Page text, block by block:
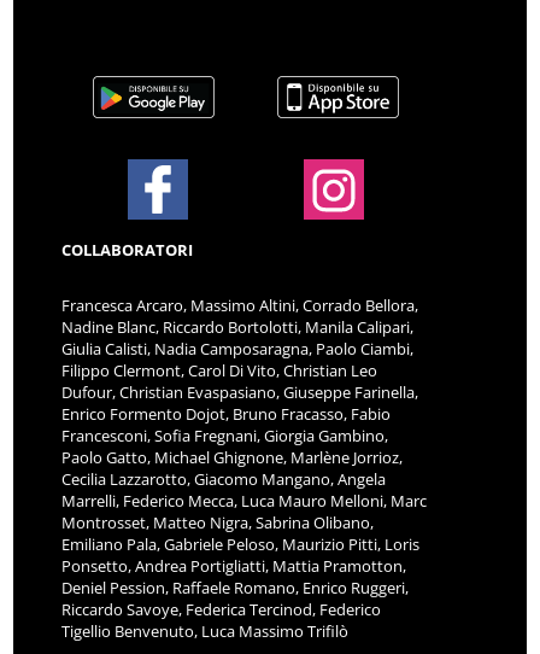
COLLABORATORI
Francesca Arcaro, Massimo Altini, Corrado Bellora,
Nadine Blanc, Riccardo Bortolotti, Manila Calipari,
Giulia Calisti, Nadia Camposaragna, Paolo Ciambi,
Filippo Clermont, Carol Di Vito, Christian Leo
Dufour, Christian Evaspasiano, Giuseppe Farinella,
Enrico Formento Dojot, Bruno Fracasso, Fabio
Francesconi, Sofia Fregnani, Giorgia Gambino,
Paolo Gatto, Michael Ghignone, Marlène Jorrioz,
Cecilia Lazzarotto, Giacomo Mangano, Angela
Marrelli, Federico Mecca, Luca Mauro Melloni, Marc
Montrosset, Matteo Nigra, Sabrina Olibano,
Emiliano Pala, Gabriele Peloso, Maurizio Pitti, Loris
Ponsetto, Andrea Portigliatti, Mattia Pramotton,
Deniel Pession, Raffaele Romano, Enrico Ruggeri,
Riccardo Savoye, Federica Tercinod, Federico
Tigellio Benvenuto, Luca Massimo Trifilò